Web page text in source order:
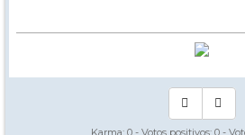
Karma: 0 - Votos positivos: 0 -